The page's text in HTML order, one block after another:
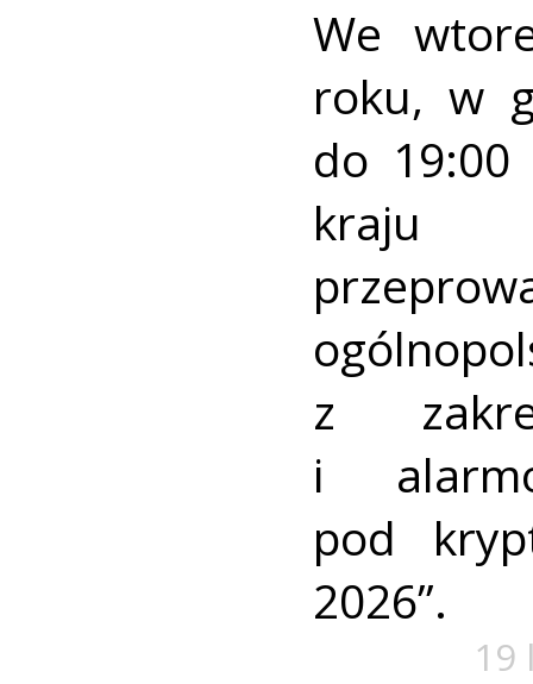
We
roku, w
do 19:00
z
i
pod
2026”.
19